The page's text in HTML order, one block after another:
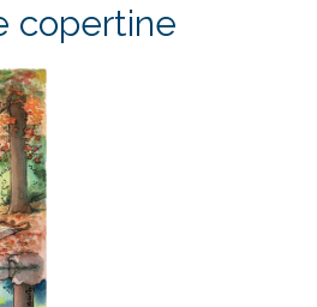
copertine